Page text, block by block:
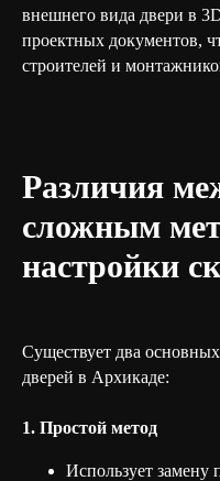
внешнего вида двери в
проектных документов,
строителей и
Различия
сложным
настройки
Существует два
дверей в Архикаде:
1. Простой метод
Использует замену